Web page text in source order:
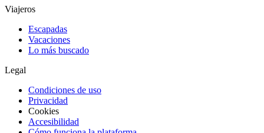
Viajeros
Escapadas
Vacaciones
Lo más buscado
Legal
Condiciones de uso
Privacidad
Cookies
Accesibilidad